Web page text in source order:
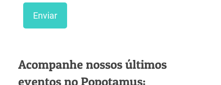
Acompanhe nossos últimos
eventos no Popotamus: